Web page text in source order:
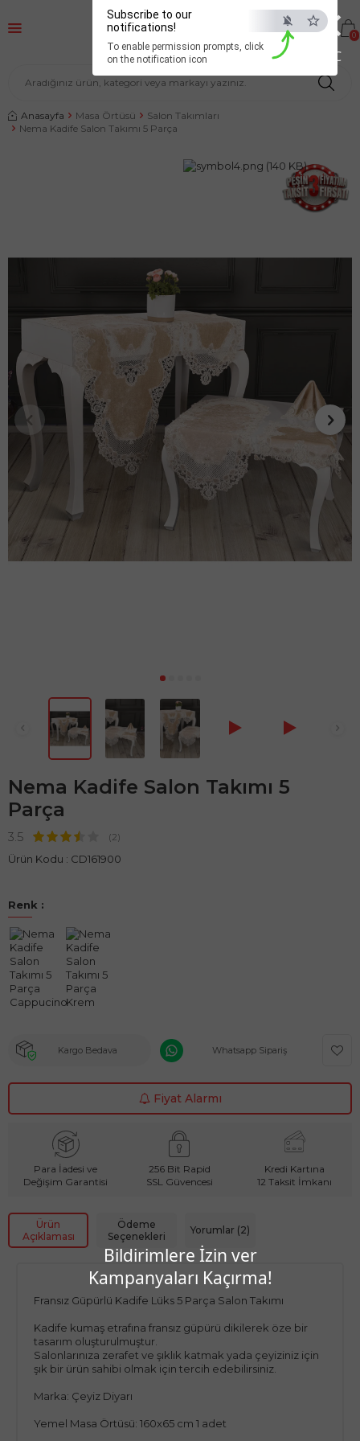
×
ESC
Bildirimlere İzin ver
Kampanyaları Kaçırma!
Subscribe to our
notifications!
To enable permission prompts, click
on the notification icon
0
Anasayfa Masa Örtüsü
Salon Takımları
Nema Kadife Salon Takımı 5 Parça
Nema Kadife Salon Takımı 5
Parça
3.5 (2)
Ürün Kodu : CD161900
Renk :
Kargo Bedava Whatsapp Sipariş
Fiyat Alarmı
Para İadesi ve
Değişim Garantisi
256 Bit Rapid
SSL Güvencesi
Kredi Kartına
12 Taksit İmkanı
Ürün
Açıklaması
Ödeme
Seçenekleri
Yorumlar (2)
Fransız Güpürlü Kadife Lüks 5 Parça Salon Takımı
Kadife kumaş etrafına fransız güpürü dikilerek öze bir
tasarım oluşturulmuştur.
Salonlarınıza zerafet ve şıklık katmak yada çeyiziniz için
şık bir ürün sahibi olmak için tercih edebilirsiniz.
Marka: Çeyiz Diyarı
Yemel Masa Örtüsü: 160x65 cm 1 adet